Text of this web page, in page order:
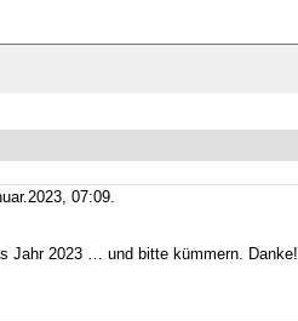
07:09.
Jahr 2023 … und bitte kümmern. Danke!